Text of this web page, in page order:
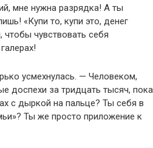
мне нужна разрядка! А ты
«Купи то, купи это, денег
чтобы чувствовать себя
усмехнулась. — Человеком,
доспехи за тридцать тысяч, пока
с дыркой на пальце? Ты себя в
Ты же просто приложение к